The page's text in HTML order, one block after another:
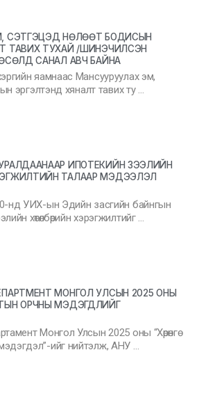
СЭТГЭЦЭД НӨЛӨӨТ БОДИСЫН
ТАВИХ ТУХАЙ /ШИНЭЧИЛСЭН
САНАЛ АВЧ БАЙНА
яамнаас Мансууруулах эм,
эргэлтэнд хяналт тавих ту …
ИПОТЕКИЙН ЗЭЭЛИЙН
ТАЛААР МЭДЭЭЛЭЛ
нд УИХ-ын Эдийн засгийн байнгын
хөтөлбөрийн хэрэгжилтийг …
МОНГОЛ УЛСЫН 2025 ОНЫ
ОРЧНЫ МЭДЭГДЛИЙГ
Монгол Улсын 2025 оны “Хөрөнгө
ийг нийтэлж, АНУ …